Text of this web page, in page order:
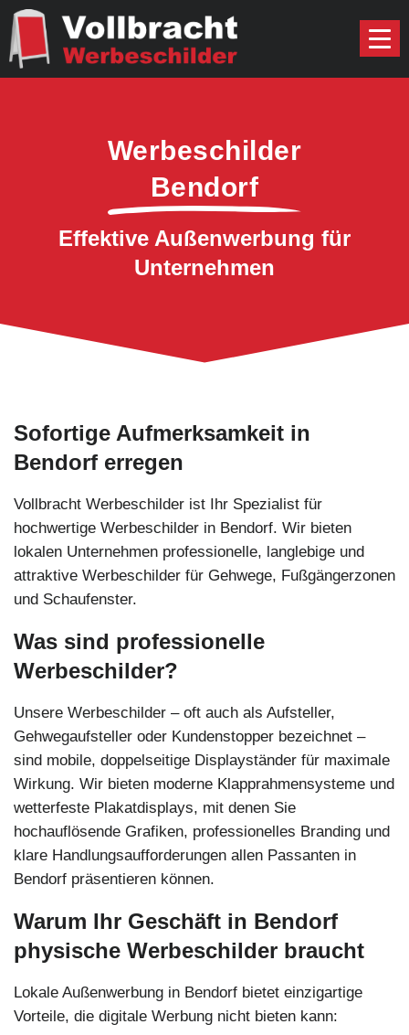
Werbeschilder
Bendorf
Effektive Außenwerbung für
Unternehmen
Sofortige Aufmerksamkeit in
Bendorf erregen
Vollbracht Werbeschilder ist Ihr Spezialist für
hochwertige Werbeschilder in Bendorf. Wir bieten
lokalen Unternehmen professionelle, langlebige und
attraktive Werbeschilder für Gehwege, Fußgängerzonen
und Schaufenster.
Was sind professionelle
Werbeschilder?
Unsere Werbeschilder – oft auch als Aufsteller,
Gehwegaufsteller oder Kundenstopper bezeichnet –
sind mobile, doppelseitige Displayständer für maximale
Wirkung. Wir bieten moderne Klapprahmensysteme und
wetterfeste Plakatdisplays, mit denen Sie
hochauflösende Grafiken, professionelles Branding und
klare Handlungsaufforderungen allen Passanten in
Bendorf präsentieren können.
Warum Ihr Geschäft in Bendorf
physische Werbeschilder braucht
Lokale Außenwerbung in Bendorf bietet einzigartige
Vorteile, die digitale Werbung nicht bieten kann: